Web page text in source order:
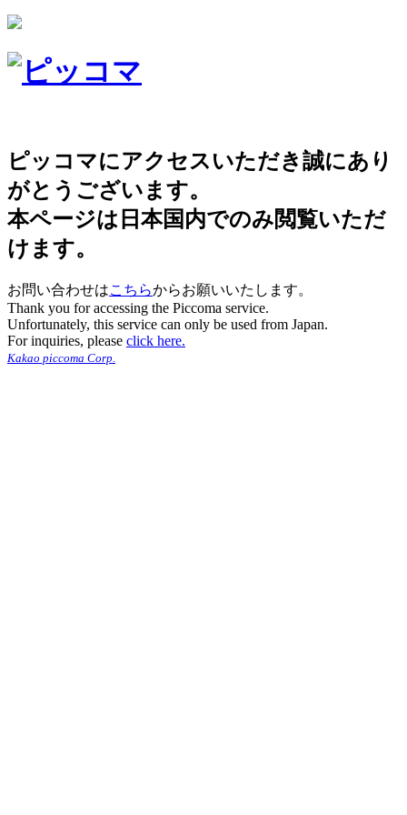
ピッコマにアクセスいただき誠にあり
がとうございます。
本ページは日本国内でのみ閲覧いただ
けます。
お問い合わせはこちらからお願いいたします。
Thank you for accessing the Piccoma service.
Unfortunately, this service can only be used from Japan.
For inquiries, please click here.
Kakao piccoma Corp.